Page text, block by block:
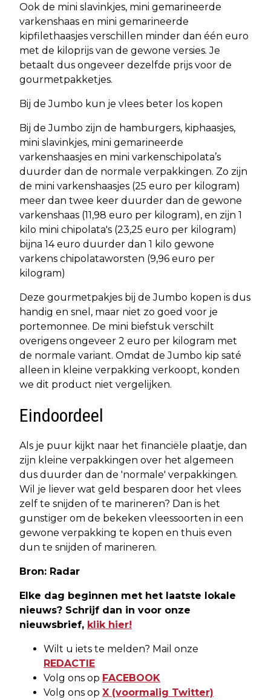
Ook de mini slavinkjes, mini gemarineerde
varkenshaas en mini gemarineerde
kipfilethaasjes verschillen minder dan één euro
met de kiloprijs van de gewone versies. Je
betaalt dus ongeveer dezelfde prijs voor de
gourmetpakketjes.
Bij de Jumbo kun je vlees beter los kopen
Bij de Jumbo zijn de hamburgers, kiphaasjes,
mini slavinkjes, mini gemarineerde
varkenshaasjes en mini varkenschipolata’s
duurder dan de normale verpakkingen. Zo zijn
de mini varkenshaasjes (25 euro per kilogram)
meer dan twee keer duurder dan de gewone
varkenshaas (11,98 euro per kilogram), en zijn 1
kilo mini chipolata's (23,25 euro per kilogram)
bijna 14 euro duurder dan 1 kilo gewone
varkens chipolataworsten (9,96 euro per
kilogram)
Deze gourmetpakjes bij de Jumbo kopen is dus
handig en snel, maar niet zo goed voor je
portemonnee. De mini biefstuk verschilt
overigens ongeveer 2 euro per kilogram met
de normale variant. Omdat de Jumbo kip saté
alleen in kleine verpakking verkoopt, konden
we dit product niet vergelijken.
Eindoordeel
Als je puur kijkt naar het financiële plaatje, dan
zijn kleine verpakkingen over het algemeen
dus duurder dan de 'normale' verpakkingen.
Wil je liever wat geld besparen door het vlees
zelf te snijden of te marineren? Dan is het
gunstiger om de bekeken vleessoorten in een
gewone verpakking te kopen en thuis even
dun te snijden of marineren.
Bron: Radar
Elke dag beginnen met het laatste lokale
nieuws? Schrijf dan in voor onze
nieuwsbrief, klik hier!
Wilt u iets te melden? Mail onze
REDACTIE
Volg ons op FACEBOOK
Volg ons op X (voormalig Twitter)